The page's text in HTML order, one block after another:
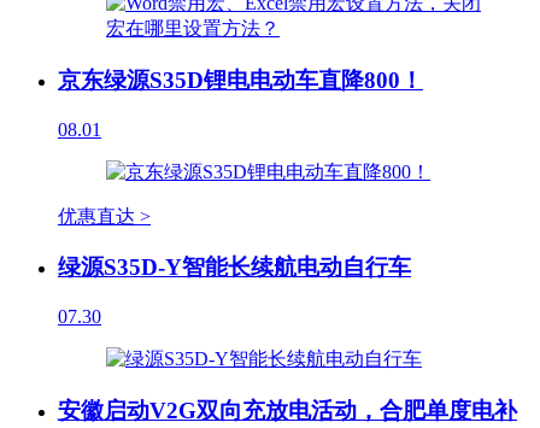
京东绿源S35D锂电电动车直降800！
08.01
优惠直达 >
绿源S35D-Y智能长续航电动自行车
07.30
安徽启动V2G双向充放电活动，合肥单度电补